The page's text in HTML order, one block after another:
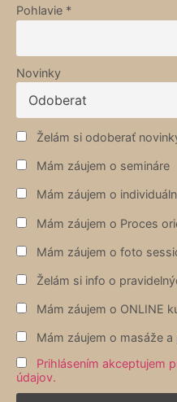
Pohlavie *
Novinky
Želám si odoberať
Mám záujem o semináre
Mám záujem o
Mám záujem o Proces
Mám záujem o foto
Želám si info o
Mám záujem o ONLINE
Mám záujem o masáže
Prihlásením akceptujem
údajov.